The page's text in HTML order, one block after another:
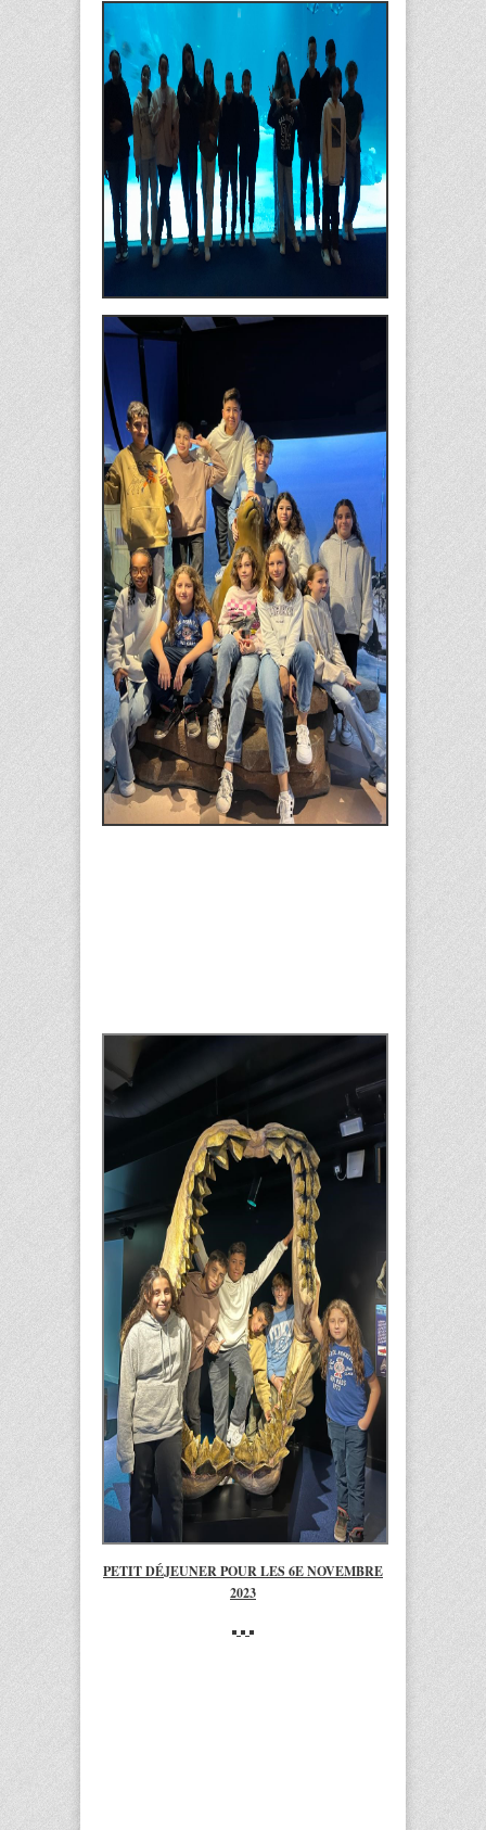
PETIT DÉJEUNER POUR LES 6E NOVEMBRE
2023